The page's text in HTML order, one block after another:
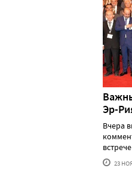
Эр-
Вчера
23